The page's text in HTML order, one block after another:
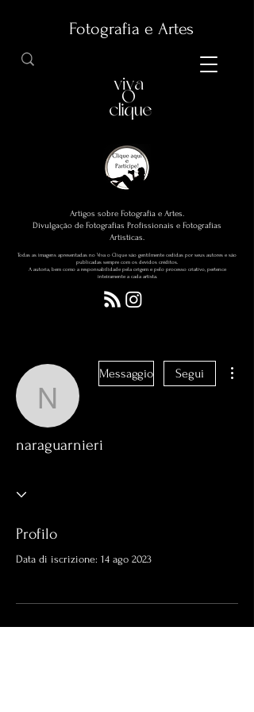
Fotografia e Artes
Artigos sobre Fotografia e Artes.
Divulgação de Fotografias Profissionais e Fotografias
Artísticas.
Todas as imagens apresentadas no Viva o Clique são gentilmente cedidas por seus autores e são
publicadas sempre com os devidos créditos.
A autoria, bem como a responsabilidade pela origem e pelo processo criativo, pertence
inteiramente a cada artista.
naraguarnieri
Messaggio Segui
naraguarnieri
Profilo
Data di iscrizione: 14 ago 2023